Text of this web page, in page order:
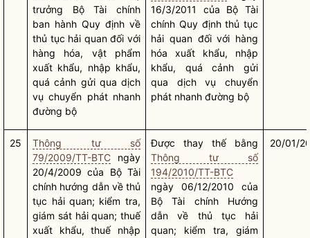
trưởng Bộ Tài chính
ban hành Quy định về
thủ tục hải quanđối với
hàng hóa, vật phẩm
xuất khẩu, nhập khẩu,
quá cảnh gửi qua dịch
vụ chuyển phát nhanh
đường bộ
16/3/2011 của Bộ Tài
chính Quy định thủ tục
hải quanđối với hàng
hóa xuất khẩu, nhập
khẩu, quá cảnh gửi
qua dịch vụ chuyển
phát nhanh đường bộ
25
Thông tư số
79/2009/TT-BTC ngày
20/4/2009 của Bộ Tài
chính hướng dẫn về thủ
tục hải quan; kiểm tra,
giám sát hải quan; thuế
xuất khẩu, thuế nhập
Được thay thế bằng
Thông tư số
194/2010/TT-BTC
ngày 06/12/2010 của
Bộ Tài chính Hướng
dẫn về thủ tục hải
quan; kiểm tra, giám
20/01/